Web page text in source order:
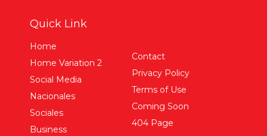
Quick Link
Home
Home Variation 2
Social Media
Nacionales
Sociales
Business
Contact
Privacy Policy
Terms of Use
Coming Soon
404 Page